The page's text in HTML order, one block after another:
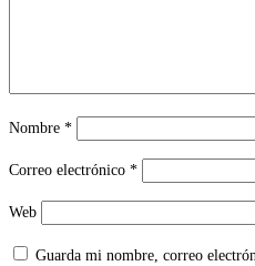
Nombre *
Correo electrónico *
Web
Guarda mi nombre, correo